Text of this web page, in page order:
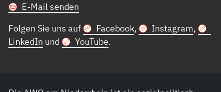
E-Mail senden
Folgen Sie uns auf
Facebook, Instagram,
LinkedIn und YouTube.